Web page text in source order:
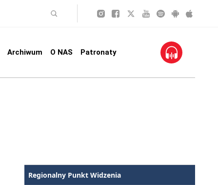
Archiwum O NAS Patronaty
Regionalny Punkt Widzenia